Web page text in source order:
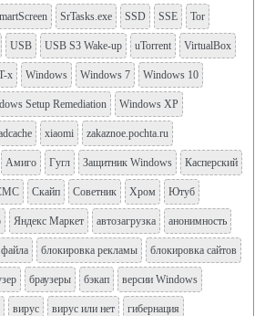
SrTasks.exe SSD SSE Tor
USB USB S3 Wake-up uTorrent VirtualBox
x Windows Windows 7 Windows 10
Setup Remediation Windows XP
xiaomi zakaznoe.pochta.ru
Амиго Гугл Защитник Windows Касперский
Скайп Советник Хром Ютуб
Яндекс Маркет автозагрузка анонимность
блокировка рекламы блокировка сайтов
браузеры бэкап версии Windows
вирус вирус или нет гибернация